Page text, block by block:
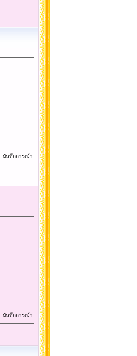
บันทึกการเข้า
บันทึกการเข้า